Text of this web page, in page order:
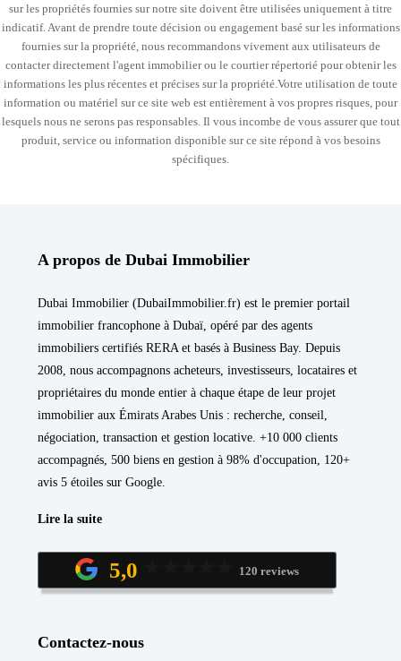
sur les propriétés fournies sur notre site doivent être utilisées uniquement à titre
indicatif. Avant de prendre toute décision ou engagement basé sur les informations
fournies sur la propriété, nous recommandons vivement aux utilisateurs de
contacter directement l'agent immobilier ou le courtier répertorié pour obtenir les
informations les plus récentes et précises sur la propriété.Votre utilisation de toute
information ou matériel sur ce site web est entièrement à vos propres risques, pour
lesquels nous ne serons pas responsables. Il vous incombe de vous assurer que tout
produit, service ou information disponible sur ce site répond à vos besoins
spécifiques.
A propos de Dubai Immobilier
Dubai Immobilier (DubaiImmobilier.fr) est le premier portail
immobilier francophone à Dubaï, opéré par des agents
immobiliers certifiés RERA et basés à Business Bay. Depuis
2008, nous accompagnons acheteurs, investisseurs, locataires et
propriétaires du monde entier à chaque étape de leur projet
immobilier aux Émirats Arabes Unis : recherche, conseil,
négociation, transaction et gestion locative. +10 000 clients
accompagnés, 500 biens en gestion à 98% d'occupation, 120+
avis 5 étoiles sur Google.
Lire la suite
5,0 120 reviews
Contactez-nous